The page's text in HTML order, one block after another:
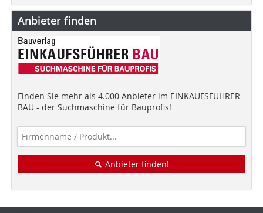
Anbieter finden
Finden Sie mehr als 4.000 Anbieter im EINKAUFSFÜHRER
BAU - der Suchmaschine für Bauprofis!
Anbieter finden!